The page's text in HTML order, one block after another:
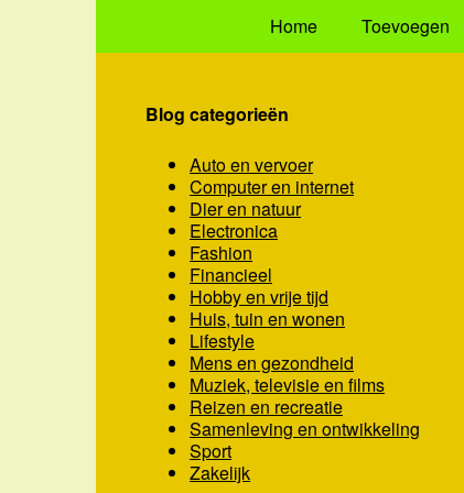
Home Toevoegen
Blog categorieën
Auto en vervoer
Computer en internet
Dier en natuur
Electronica
Fashion
Financieel
Hobby en vrije tijd
Huis, tuin en wonen
Lifestyle
Mens en gezondheid
Muziek, televisie en films
Reizen en recreatie
Samenleving en ontwikkeling
Sport
Zakelijk